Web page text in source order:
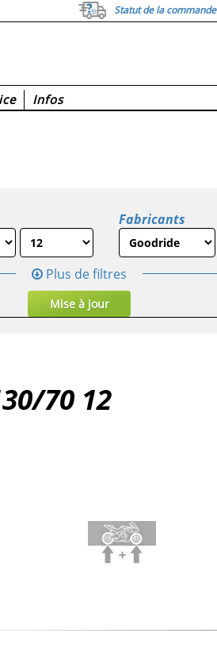
Statut de la commande
Infos
Fabricants
Plus de filtres
Mise à jour
70 12